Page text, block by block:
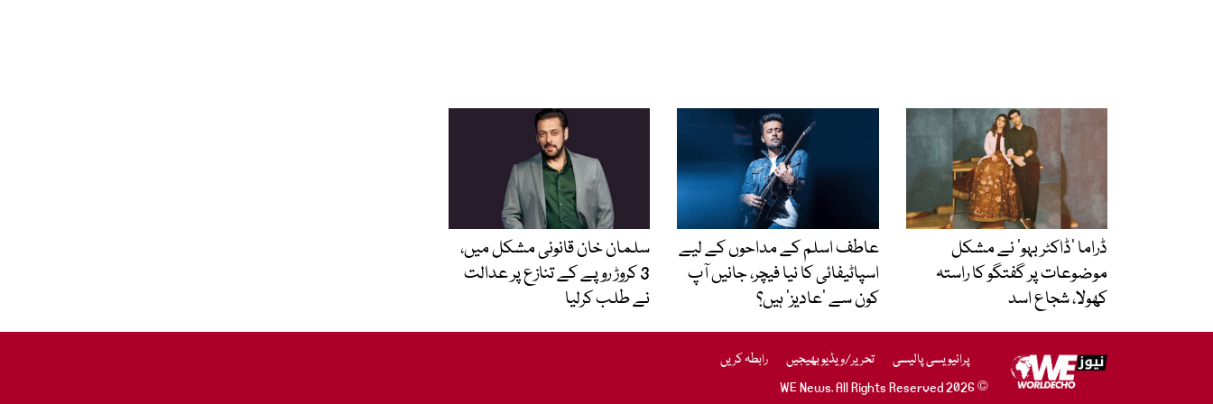
ڈراما ’ڈاکٹر بہو‘ نے مشکل
موضوعات پر گفتگو کا راستہ
کھولا، شجاع اسد
عاطف اسلم کے مداحوں کے لیے
اسپاٹیفائی کا نیا فیچر، جانیں آپ
کون سے ‘عادیز’ ہیں؟
سلمان خان قانونی مشکل میں،
3 کروڑ روپے کے تنازع پر عدالت
نے طلب کرلیا
پرائیویسی پالیسی تحریر/ویڈیو بھیجیں
رابطہ کریں
© 2026 WE News. All Rights Reserved